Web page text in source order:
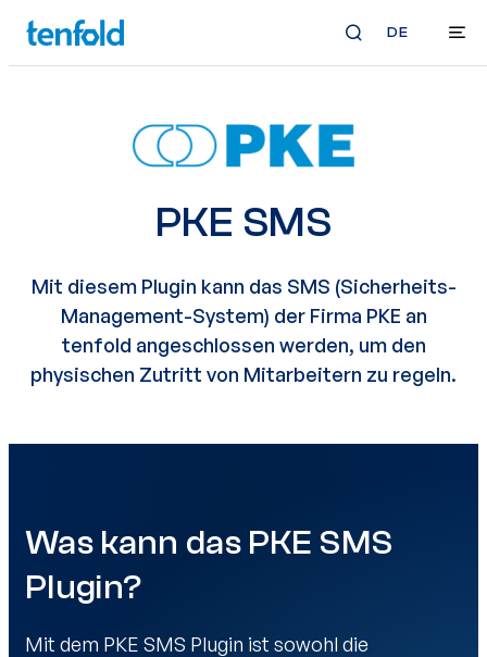
DE
PKE SMS
Mit diesem Plugin kann das SMS (Sicherheits-
Management-System) der Firma PKE an
tenfold angeschlossen werden, um den
physischen Zutritt von Mitarbeitern zu regeln.
Was kann das PKE SMS
Plugin?
Mit dem PKE SMS Plugin ist sowohl die